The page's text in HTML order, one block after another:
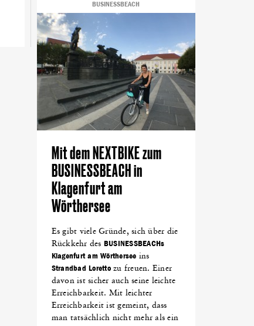
BUSINESSBEACH
Mit dem NEXTBIKE zum
BUSINESSBEACH in
Klagenfurt am
Wörthersee
Es gibt viele Gründe, sich über die
Rückkehr des BUSINESSBEACHs
Klagenfurt am Wörthersee ins
Strandbad Lorettozu freuen. Einer
davon ist sicher auch seine leichte
Erreichbarkeit. Mit leichter
Erreichbarkeit ist gemeint, dass
man tatsächlich nicht mehr als ein